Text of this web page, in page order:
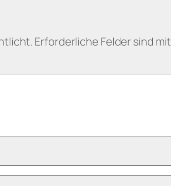
Erforderliche Felder sind mit